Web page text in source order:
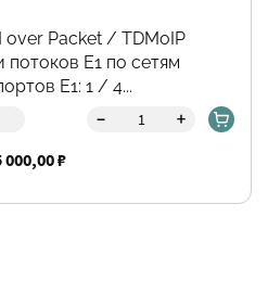
over Packet / TDMoIP
потоков Е1 по сетям
E1: 1 / 4...
- +
000,00 ₽